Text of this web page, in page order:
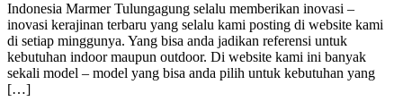
Indonesia Marmer Tulungagung selalu memberikan inovasi –
inovasi kerajinan terbaru yang selalu kami posting di website kami
di setiap minggunya. Yang bisa anda jadikan referensi untuk
kebutuhan indoor maupun outdoor. Di website kami ini banyak
sekali model – model yang bisa anda pilih untuk kebutuhan yang
[…]